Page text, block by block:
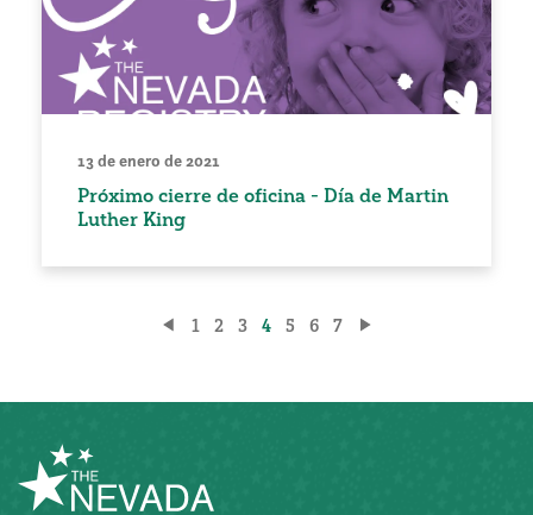
13 de enero de 2021
Próximo cierre de oficina - Día de Martin
Luther King
entradas
1 2 3 4 5 6 7